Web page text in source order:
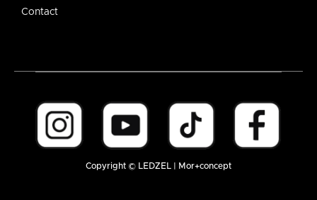
Contact
Copyright © LEDZEL | Mor+concept